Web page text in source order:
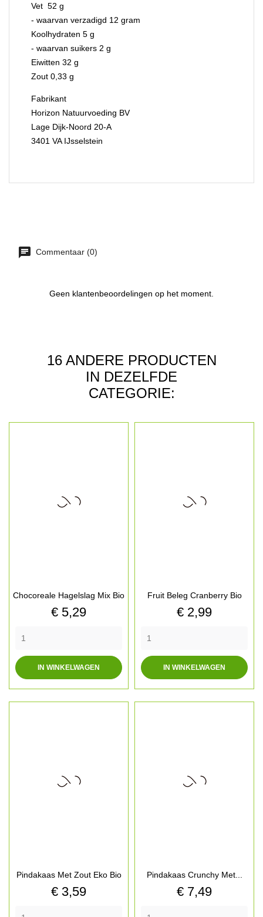
Vet 52 g
- waarvan verzadigd 12 gram
Koolhydraten 5 g
- waarvan suikers 2 g
Eiwitten 32 g
Zout 0,33 g
Fabrikant
Horizon Natuurvoeding BV
Lage Dijk-Noord 20-A
3401 VA IJsselstein
Commentaar (0)
Geen klantenbeoordelingen op het moment.
16 ANDERE PRODUCTEN
IN DEZELFDE
CATEGORIE:
Chocoreale Hagelslag Mix Bio
Prijs
€ 5,29
IN WINKELWAGEN
Fruit Beleg Cranberry Bio
Prijs
€ 2,99
IN WINKELWAGEN
Pindakaas Met Zout Eko Bio
Prijs
€ 3,59
Pindakaas Crunchy Met...
Prijs
€ 7,49